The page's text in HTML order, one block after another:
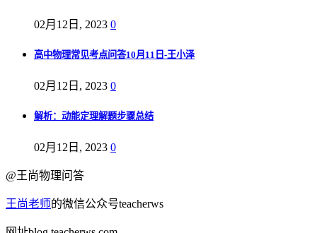
02月12日, 2023 0
高中物理常见考点问答10月11日-王小泽
02月12日, 2023 0
解析：动能定理解题步骤总结
02月12日, 2023 0
@王尚物理问答
王尚老师的微信公众号teacherws